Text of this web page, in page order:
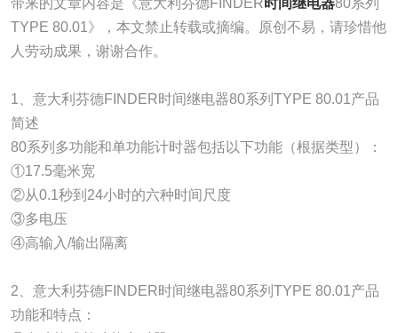
TYPE 80.01》，本文禁止转载或摘编。原创不易，请珍惜他
人劳动成果，谢谢合作。
1、意大利芬德FINDER时间继电器80系列TYPE 80.01产品
简述
80系列多功能和单功能计时器包括以下功能（根据类型）：
①17.5毫米宽
②从0.1秒到24小时的六种时间尺度
③多电压
④高输入/输出隔离
2、意大利芬德FINDER时间继电器80系列TYPE 80.01产品
功能和特点：